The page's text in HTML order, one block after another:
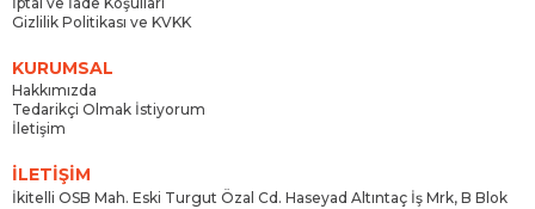
Gizlilik Politikası ve KVKK
KURUMSAL
Hakkımızda
Tedarikçi Olmak İstiyorum
İletişim
İLETİŞİM
İkitelli OSB Mah. Eski Turgut Özal Cd. Haseyad Altıntaç İş Mrk, B Blok